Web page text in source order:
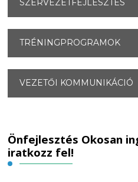
SZERVEZETFEJLESZTÉS
TRÉNINGPROGRAMOK
VEZETŐI KOMMUNIKÁCIÓ
Önfejlesztés Okosan
iratkozz fel!